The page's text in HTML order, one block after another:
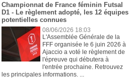
Championnat de France féminin Futsal
D1 - Le règlement adopté, les 12 équipes
potentielles connues
08/06/2026 18:03
L'Assemblée Générale de la
FFF organisée le 6 juin 2026 à
Ajaccio a voté le règlement de
l'épreuve qui débutera à
l'entrée prochaine. Retrouvez
les principales informations. ...